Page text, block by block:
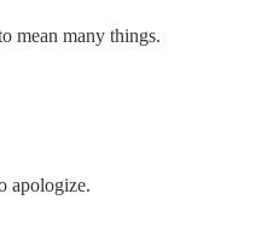
mean many things.
apologize.